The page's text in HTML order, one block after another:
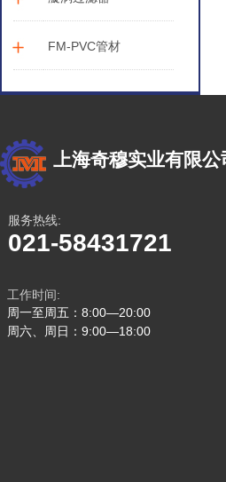
FM-PVC管材
服务热线:
021-58431721
上海奇穆实业有限公
工作时间:
周一至周五：8:00—20:00
周六、周日：9:00—18:00